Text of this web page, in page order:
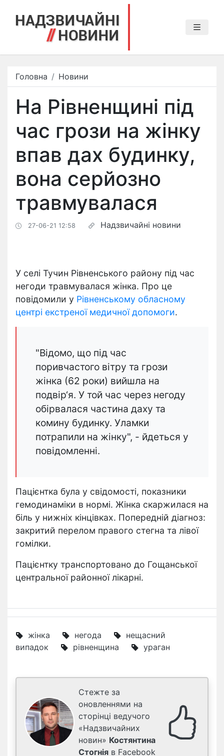
Головна Новини
На Рівненщині під
час грози на жінку
впав дах будинку,
вона серйозно
травмувалася
27-06-21 12:58 Надзвичайні новини
У селі Тучин Рівненського району під час
негоди травмувалася жінка. Про це
повідомили у Рівненському обласному
центрі екстреної медичної допомоги.
"Відомо, що під час
поривчастого вітру та грози
жінка (62 роки) вийшла на
подвір‘я. У той час через негоду
обірвалася частина даху та
комину будинку. Уламки
потрапили на жінку", - йдеться у
повідомленні.
Пацієнтка була у свідомості, показники
гемодинаміки в нормі. Жінка скаржилася на
біль у нижніх кінцівках. Попередній діагноз:
закритий перелом правого стегна та лівої
гомілки.
Пацієнтку транспортовано до Гощанської
центральної районної лікарні.
жінка негода
нещасний
випадок
рівненщина ураган
Стежте за
оновленнями на
сторінці ведучого
«Надзвичайних
новин» Костянтина
Стогнія в Facebook